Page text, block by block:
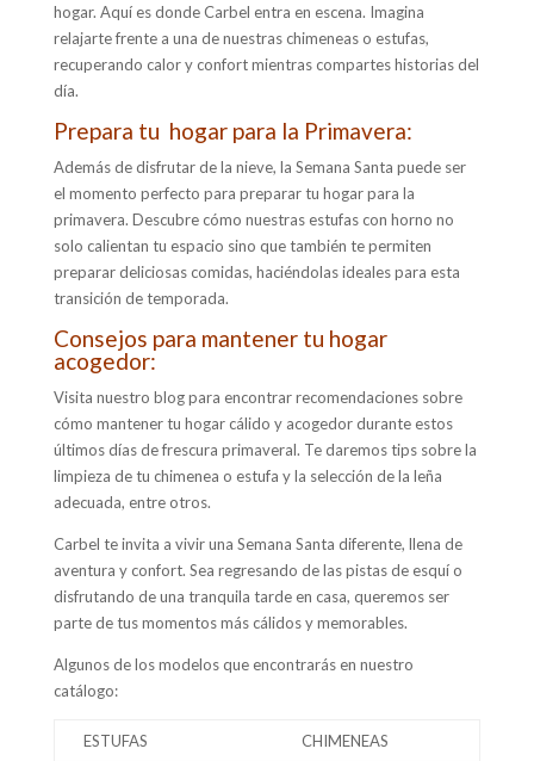
hogar. Aquí es donde Carbel entra en escena. Imagina
relajarte frente a una de nuestras chimeneas o estufas,
recuperando calor y confort mientras compartes historias del
día.
Prepara tu hogar para la Primavera:
Además de disfrutar de la nieve, la Semana Santa puede ser
el momento perfecto para preparar tu hogar para la
primavera. Descubre cómo nuestras estufas con horno no
solo calientan tu espacio sino que también te permiten
preparar deliciosas comidas, haciéndolas ideales para esta
transición de temporada.
Consejos para mantener tu hogar
acogedor:
Visita nuestro blog para encontrar recomendaciones sobre
cómo mantener tu hogar cálido y acogedor durante estos
últimos días de frescura primaveral. Te daremos tips sobre la
limpieza de tu chimenea o estufa y la selección de la leña
adecuada, entre otros.
Carbel te invita a vivir una Semana Santa diferente, llena de
aventura y confort. Sea regresando de las pistas de esquí o
disfrutando de una tranquila tarde en casa, queremos ser
parte de tus momentos más cálidos y memorables.
Algunos de los modelos que encontrarás en nuestro
catálogo:
ESTUFAS CHIMENEAS